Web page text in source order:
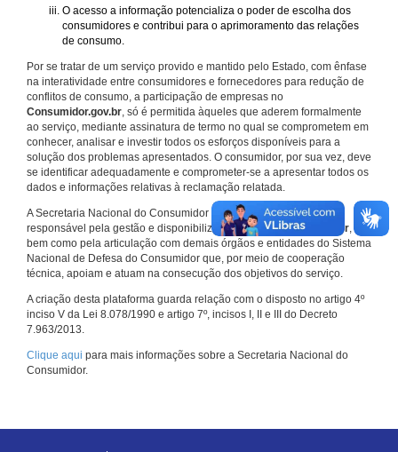
O acesso a informação potencializa o poder de escolha dos
consumidores e contribui para o aprimoramento das relações
de consumo.
Por se tratar de um serviço provido e mantido pelo Estado, com ênfase
na interatividade entre consumidores e fornecedores para redução de
conflitos de consumo, a participação de empresas no
Consumidor.gov.br, só é permitida àqueles que aderem formalmente
ao serviço, mediante assinatura de termo no qual se comprometem em
conhecer, analisar e investir todos os esforços disponíveis para a
solução dos problemas apresentados. O consumidor, por sua vez, deve
se identificar adequadamente e comprometer-se a apresentar todos os
dados e informações relativas à reclamação relatada.
A Secretaria Nacional do Consumidor do Ministério da Justiça é a
responsável pela gestão e disponibilização doConsumidor.gov.br,
bem como pela articulação com demais órgãos e entidades do Sistema
Nacional de Defesa do Consumidor que, por meio de cooperação
técnica, apoiam e atuam na consecução dos objetivos do serviço.
A criação desta plataforma guarda relação com o disposto no artigo 4º
inciso V da Lei 8.078/1990 e artigo 7º, incisos I, II e III do Decreto
7.963/2013.
Clique aqui para mais informações sobre a Secretaria Nacional do
Consumidor.